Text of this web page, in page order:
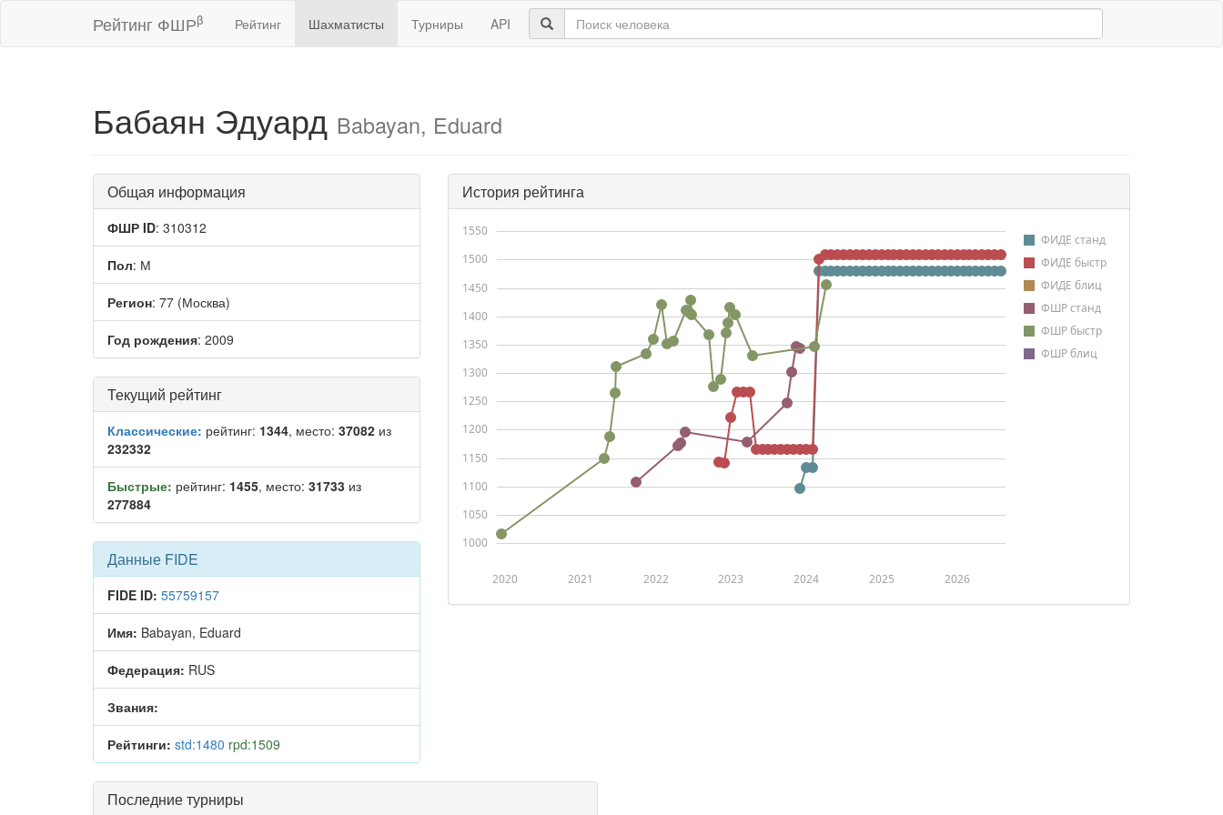
Рейтинг ФШРβ Рейтинг Шахматисты Турниры API
Бабаян Эдуард Babayan, Eduard
Общая информация
ФШР ID: 310312
Пол: М
Регион: 77 (Москва)
Год рождения: 2009
Текущий рейтинг
Классические: рейтинг: 1344, место: 37082 из
232332
Быстрые: рейтинг: 1455, место: 31733 из
277884
Данные FIDE
FIDE ID: 55759157
Имя: Babayan, Eduard
Федерация: RUS
Звания:
Рейтинги: std:1480 rpd:1509
История рейтинга
ФИДЕ станд
ФИДЕ быстр
ФИДЕ блиц
ФШР станд
ФШР быстр
ФШР блиц
2020 2021 2022 2023 2024 2025 2026
1000
1050
1100
1150
1200
1250
1300
1350
1400
1450
1500
1550
Последние турниры